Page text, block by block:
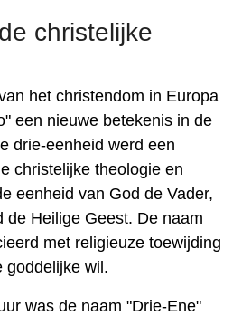
christelijke
het christendom in Europa
een nieuwe betekenis in de
drie-eenheid werd een
christelijke theologie en
eenheid van God de Vader,
de Heilige Geest. De naam
met religieuze toewijding
goddelijke wil.
was de naam "Drie-Ene"